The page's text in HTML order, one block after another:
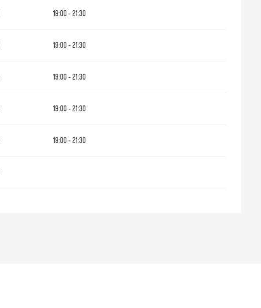
19:00 - 21:30
19:00 - 21:30
19:00 - 21:30
19:00 - 21:30
19:00 - 21:30